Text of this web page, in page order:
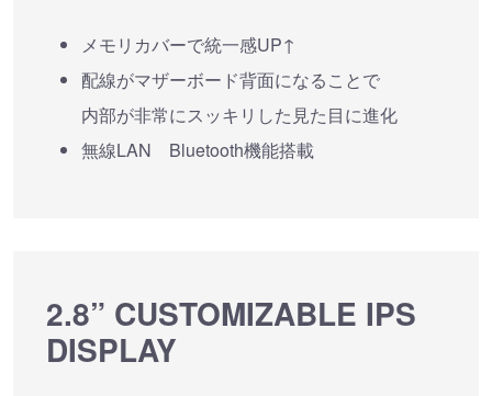
メモリカバーで統一感UP↑
配線がマザーボード背面になることで
内部が非常にスッキリした見た目に進化
無線LAN Bluetooth機能搭載
2.8” CUSTOMIZABLE IPS
DISPLAY